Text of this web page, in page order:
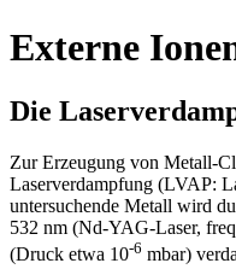
Externe
Die
Zur Erzeugung von Metall-
Laserverdampfung (LVAP:
untersuchende Metall wird
532 nm (Nd-YAG-Laser,
(Druck etwa 10-6 mbar)